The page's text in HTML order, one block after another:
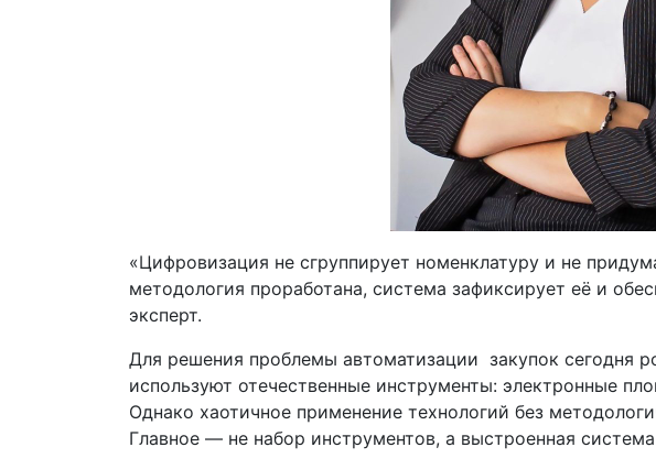
«Цифровизация не сгруппирует номенклатуру и не
методология проработана, система зафиксирует её и
эксперт.
Для решения проблемы автоматизации закупок сегодня
используют отечественные инструменты: электронные
Однако хаотичное применение технологий без
Главное — не набор инструментов, а выстроенная